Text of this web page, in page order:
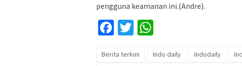
pengguna keamanan ini.(Andre).
Facebook
Twitter
Berita terkini Indo daily Indodaily